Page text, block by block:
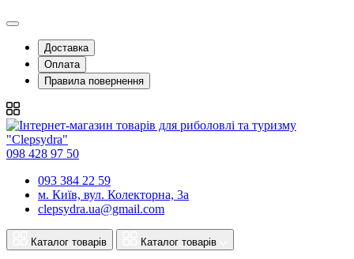
Доставка
Оплата
Правила повернення
098 428 97 50
093 384 22 59
м. Київ, вул. Колекторна, 3а
clepsydra.ua@gmail.com
Каталог товарів Каталог товарів